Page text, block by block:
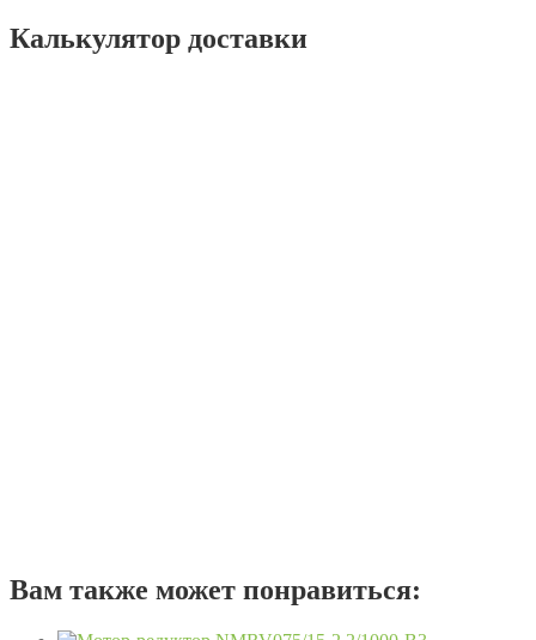
Калькулятор доставки
Вам также может понравиться: